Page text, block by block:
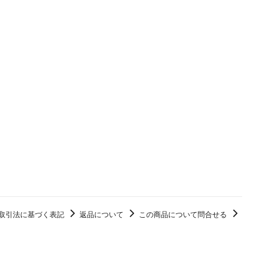
引法に基づく表記 返品について この商品について問合せる